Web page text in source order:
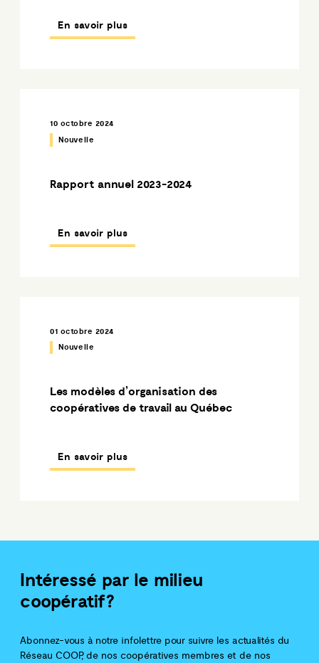
En savoir plus
10 octobre 2024
Nouvelle
Rapport annuel 2023-2024
En savoir plus
01 octobre 2024
Nouvelle
Les modèles d’organisation des
coopératives de travail au Québec
En savoir plus
Intéressé par le milieu
coopératif?
Abonnez-vous à notre infolettre pour suivre les actualités du
Réseau COOP, de nos coopératives membres et de nos